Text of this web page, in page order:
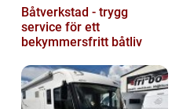
Båtverkstad - trygg
service för ett
bekymmersfritt båtliv